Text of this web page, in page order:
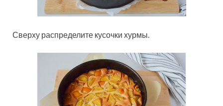
Сверху распределите кусочки хурмы.